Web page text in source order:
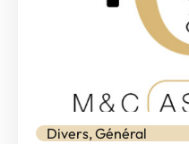
Divers,Général